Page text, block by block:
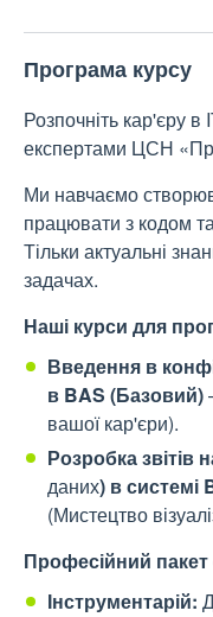
Програма курсу
Розпочніть кар'єру в
експертами ЦСН
Ми навчаємо
працювати з кодом
Тільки актуальні
задачах.
Наші курси для
Введення в
в BAS (Базовий)
вашої кар'єри).
Розробка звітів
даних) в системі
(Мистецтво
Професійний пакет
Інструментарій: